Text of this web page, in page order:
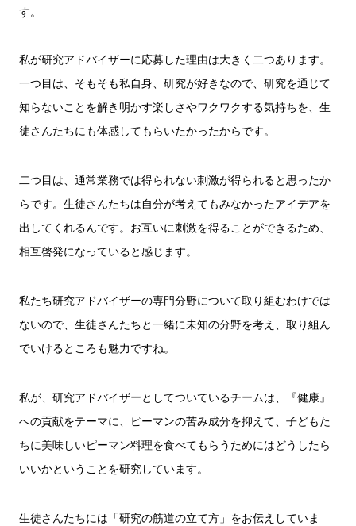
す。
私が研究アドバイザーに応募した理由は大きく二つあります。
一つ目は、そもそも私自身、研究が好きなので、研究を通じて
知らないことを解き明かす楽しさやワクワクする気持ちを、生
徒さんたちにも体感してもらいたかったからです。
二つ目は、通常業務では得られない刺激が得られると思ったか
らです。生徒さんたちは自分が考えてもみなかったアイデアを
出してくれるんです。お互いに刺激を得ることができるため、
相互啓発になっていると感じます。
私たち研究アドバイザーの専門分野について取り組むわけでは
ないので、生徒さんたちと一緒に未知の分野を考え、取り組ん
でいけるところも魅力ですね。
私が、研究アドバイザーとしてついているチームは、『健康』
への貢献をテーマに、ピーマンの苦み成分を抑えて、子どもた
ちに美味しいピーマン料理を食べてもらうためにはどうしたら
いいかということを研究しています。
生徒さんたちには「研究の筋道の立て方」をお伝えしていま